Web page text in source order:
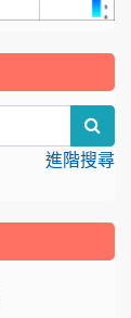
進階搜尋